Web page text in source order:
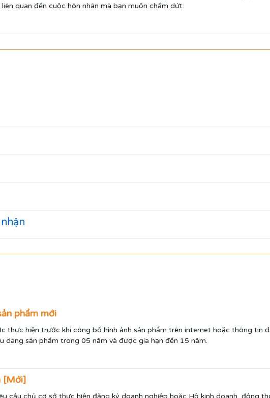
quan đến cuộc hôn nhân mà bạn muốn chấm dứt.
phẩm mới
thực hiện trước khi công bố hình ảnh sản phẩm trên internet hoặc thông tin
sản phẩm trong 05 năm và được gia hạn đến 15 năm.
[Mới]
cầu chủ cơ sở thực hiện đăng ký doanh nghiệp hoặc Hộ kinh doanh, đồng